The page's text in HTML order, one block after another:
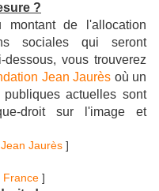
?
montant de l'allocation
sociales qui seront
vous trouverez
Jean Jaurès où un
actuelles sont
droit sur l'image et
Jaurès]
France ]